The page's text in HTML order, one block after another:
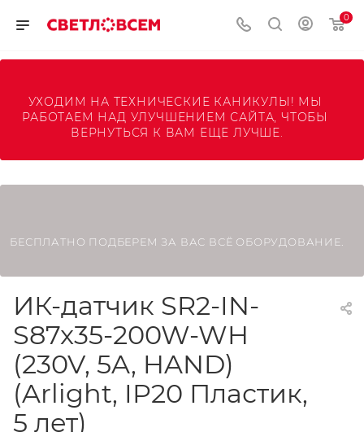
0
УХОДИМ НА ТЕХНИЧЕСКИЕ КАНИКУЛЫ! МЫ
РАБОТАЕМ НАД УЛУЧШЕНИЕМ САЙТА, ЧТОБЫ
ВЕРНУТЬСЯ К ВАМ ЕЩЕ ЛУЧШЕ.
БЕСПЛАТНО ПОДБЕРЕМ ЗА ВАС ВСЁ ОБОРУДОВАНИЕ.
ИК-датчик SR2-IN-
S87x35-200W-WH
(230V, 5A, HAND)
(Arlight, IP20 Пластик,
5 лет)